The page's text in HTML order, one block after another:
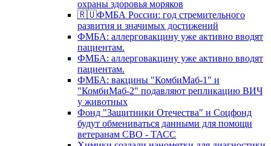
охраны здоровья моряков
🇷🇺ФМБА России: год стремительного
развития и значимых достижений
ФМБА: аллерговакцину уже активно вводят
пациентам.
ФМБА: аллерговакцину уже активно вводят
пациентам.
ФМБА: вакцины "КомбиМаб-1" и
"КомбиМаб-2" подавляют репликацию ВИЧ
у животных
Фонд "Защитники Отечества" и Соцфонд
будут обмениваться данными для помощи
ветеранам СВО - ТАСС